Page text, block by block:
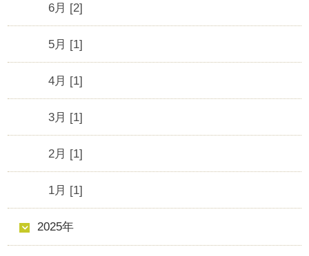
6月 [2]
5月 [1]
4月 [1]
3月 [1]
2月 [1]
1月 [1]
2025年